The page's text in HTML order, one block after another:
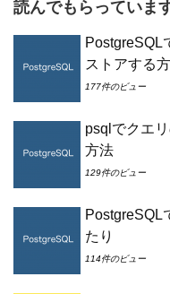
読んでもらっていま
PostgreSQL
ストアする
177件のビュー
psqlでクエ
方法
129件のビュー
PostgreSQL
たり
114件のビュー